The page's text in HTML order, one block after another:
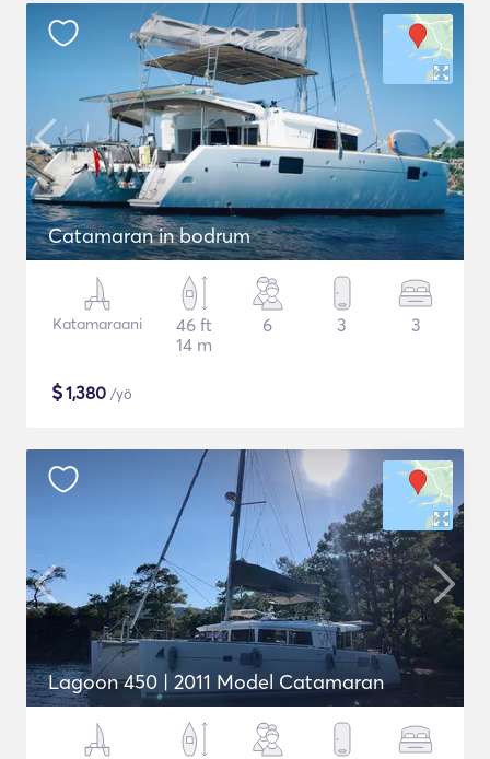
Catamaran in bodrum
Katamaraani
46 ft
14 m
6 3 3
$1,380 /yö
Lagoon 450 | 2011 Model Catamaran